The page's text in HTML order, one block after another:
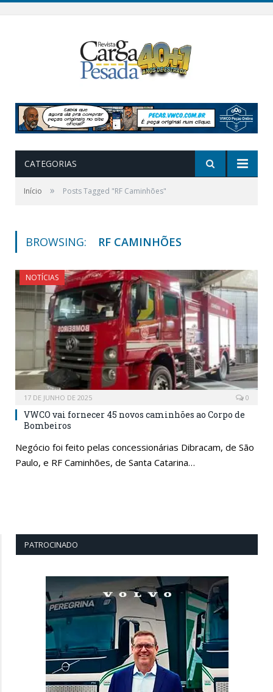
CATEGORIAS
Início » Posts Tagged "RF Caminhões"
BROWSING: RF CAMINHÕES
NOTÍCIAS
17 DE JUNHO DE 2025 0
VWCO vai fornecer 45 novos caminhões ao Corpo de
Bombeiros
Negócio foi feito pelas concessionárias Dibracam, de São
Paulo, e RF Caminhões, de Santa Catarina…
PATROCINADO